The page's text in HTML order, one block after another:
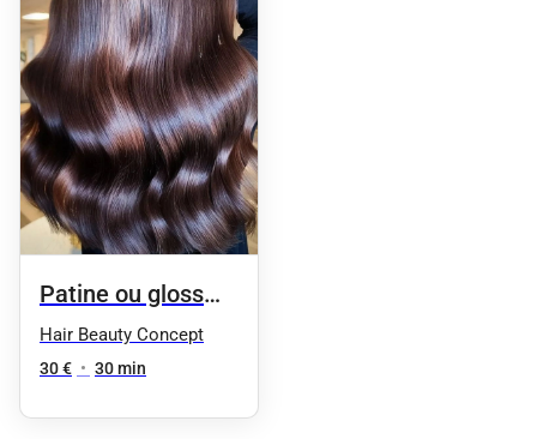
Patine ou gloss
capillaire
Hair Beauty Concept
30 € • 30 min